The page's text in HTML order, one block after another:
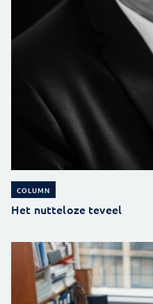
COLUMN
Het nutteloze teveel